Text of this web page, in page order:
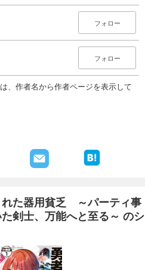
フォロー
フォロー
、作者名から作者ページを表示して
れた器用貧乏 ～パーティ事
剣士、万能へと至る～ のシ